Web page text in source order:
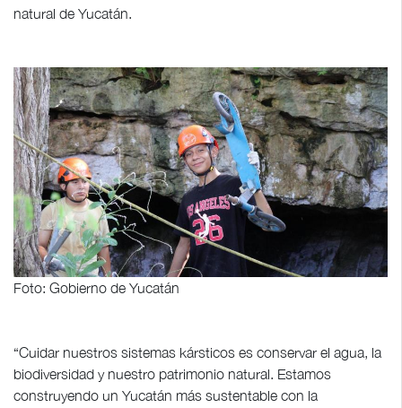
natural de Yucatán.
Foto: Gobierno de Yucatán
“Cuidar nuestros sistemas kársticos es conservar el agua, la
biodiversidad y nuestro patrimonio natural. Estamos
construyendo un Yucatán más sustentable con la